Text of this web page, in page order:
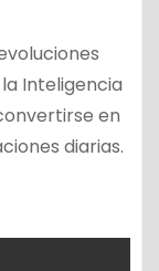
Inteligencia
en
diarias.